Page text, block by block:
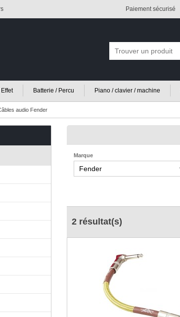
Paiement sécurisé
Batterie / Percu Piano / clavier / machine
audio Fender
Marque
2 résultat(s)